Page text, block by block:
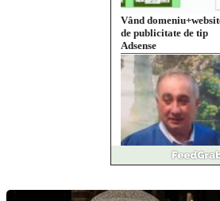
Pastorul Liviu Radu a
trecut la Domnul
Anchetă incendiară la
abuz în serviciu